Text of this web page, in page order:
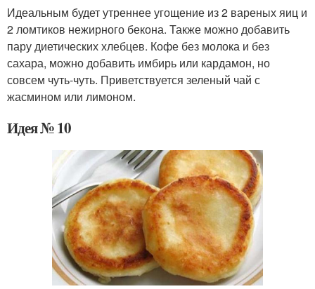
Идеальным будет утреннее угощение из 2 вареных яиц и
2 ломтиков нежирного бекона. Также можно добавить
пару диетических хлебцев. Кофе без молока и без
сахара, можно добавить имбирь или кардамон, но
совсем чуть-чуть. Приветствуется зеленый чай с
жасмином или лимоном.
Идея № 10